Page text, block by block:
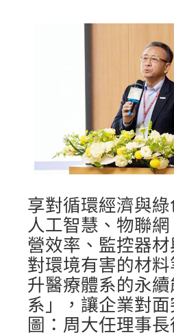
享對循環經濟與
人工智慧、物聯
營效率、監控器
對環境有害的材
升醫療體系的永
系」，讓企業對
圖：周大任理事